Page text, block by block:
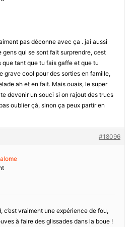
pas déconne avec ça . jai aussi
gens qui se sont fait surprendre, cest
que tant que tu fais gaffe et que tu
grave cool pour des sorties en famille,
ah et en fait. Mais ouais, le super
devenir un souci si on rajout des trucs
oublier çà, sinon ça peux partir en
#18096
c’est vraiment une expérience de fou,
à faire des glissades dans la boue !